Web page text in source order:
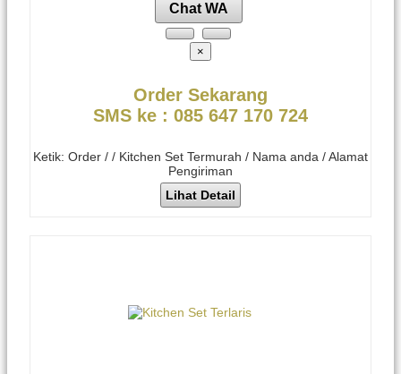
Chat WA
×
Order Sekarang
SMS ke : 085 647 170 724
Ketik: Order / / Kitchen Set Termurah / Nama anda / Alamat
Pengiriman
Lihat Detail